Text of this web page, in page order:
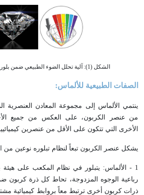
الشكل (1): آلية تحلل الضوء الطبيعي ضمن بلورة معدن الألماس
الصفات الطبيعية للألماس:
ينتمي الألماس إلى مجموعة المعادن العنصرية
من عنصر الكربون، على العكس من جميع
الأخرى التي تتكون على الأقل من عنصرين
يشكل عنصر الكربون تبعاً لنظام تبلوره نوعين من
1 - الألماس: يتبلور في نظام المكعب على هيئة
رباعية الوجوه المزدوجة، تحاط كل ذرة كربون